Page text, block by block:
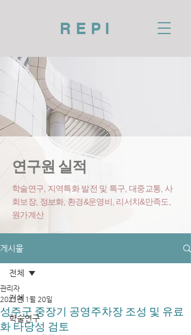
REPI
연구원 실적
학술연구, 지역특화 발전 및 특구, 대중교통, 사
회보장, 정보화, 환경&운영비 , 리서치&만족도,
원가계산
게시물
전체
학술연구
전체
성주군 중장기 공영주차장 조성 및 유료
화 타당성 검토
관리자
2021년 1월 20일